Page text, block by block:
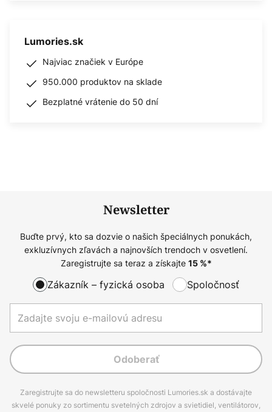
Lumories.sk
Najviac značiek v Európe
950.000 produktov na sklade
Bezplatné vrátenie do 50 dní
Newsletter
Buďte prvý, kto sa dozvie o našich špeciálnych ponukách,
exkluzívnych zľavách a najnovších trendoch v osvetlení.
Zaregistrujte sa teraz a získajte 15%*
Zákazník – fyzická osoba Spoločnosť
Odoberať
Zaregistrujte sa do newsletteru spoločnosti Lumories.sk a dostávajte
skvelé ponuky zo sortimentu svetelných zdrojov a svietidiel, ventilátorov,